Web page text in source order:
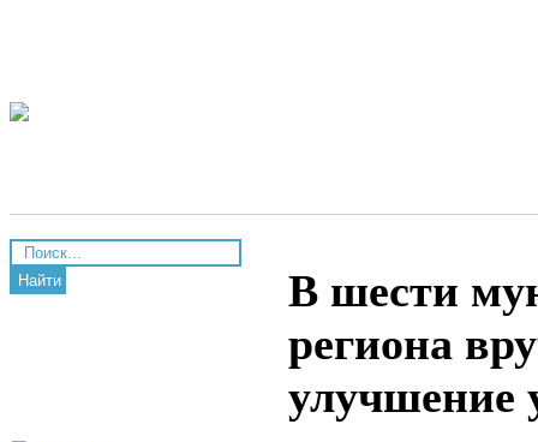
Найти
В шести
региона
улучшение